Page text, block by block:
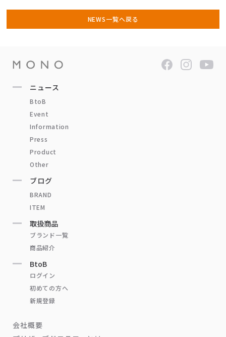
NEWS一覧へ戻る
ニュース
BtoB
Event
Information
Press
Product
Other
ブログ
BRAND
ITEM
取扱商品
ブランド一覧
商品紹介
BtoB
ログイン
初めての方へ
新規登録
会社概要